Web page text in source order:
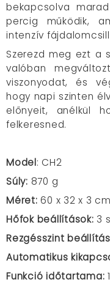
bekapcsolva
percig működik,
intenzív
Szerezd meg ezt a
valóban
viszonyodat, és
hogy napi szinten
előnyeit, anélkül
felkeresned.
Model: CH2
Súly: 870 g
Méret: 60 x 32 x 3 cm
Hőfok beállítások: 3
Rezgésszint
Automatikus
Funkció időtartama: